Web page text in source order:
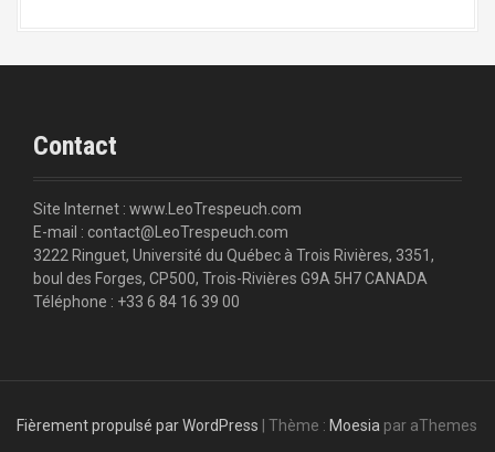
Contact
Site Internet : www.LeoTrespeuch.com
E-mail : contact@LeoTrespeuch.com
3222 Ringuet, Université du Québec à Trois Rivières, 3351,
boul des Forges, CP500, Trois-Rivières G9A 5H7 CANADA
Téléphone : +33 6 84 16 39 00
Fièrement propulsé par WordPress Thème : Moesia par aThemes